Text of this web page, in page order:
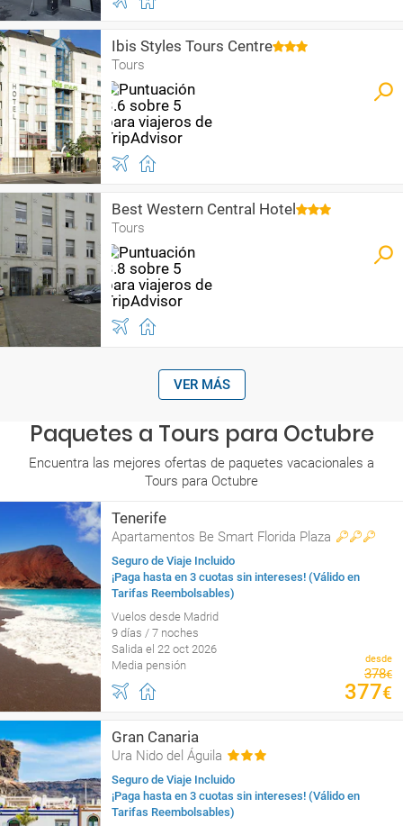
Ibis Styles Tours Centre
Tours
Best Western Central Hotel
Tours
VER MÁS
Paquetes a Tours para Octubre
Encuentra las mejores ofertas de paquetes vacacionales a
Tours para Octubre
Tenerife
Apartamentos Be Smart Florida Plaza
Seguro de Viaje Incluido
¡Paga hasta en 3 cuotas sin intereses! (Válido en
Tarifas Reembolsables)
Vuelos desde Madrid
9 días / 7 noches
Salida el 22 oct 2026
Media pensión
desde
378€
377€
Gran Canaria
Ura Nido del Águila
Seguro de Viaje Incluido
¡Paga hasta en 3 cuotas sin intereses! (Válido en
Tarifas Reembolsables)